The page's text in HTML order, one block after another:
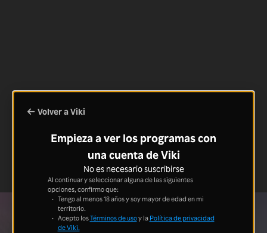
Volver a Viki
Empieza a ver los programas con
una cuenta de Viki
No es necesario suscribirse
Al continuar y seleccionar alguna de las siguientes
opciones, confirmo que:
Tengo al menos 18 años y soy mayor de edad en mi
territorio.
Acepto losTérminos de usoy la Política de privacidad
de Viki.